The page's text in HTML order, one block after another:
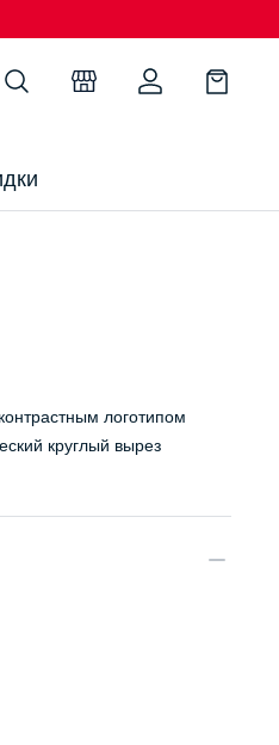
логотипом
круглый вырез